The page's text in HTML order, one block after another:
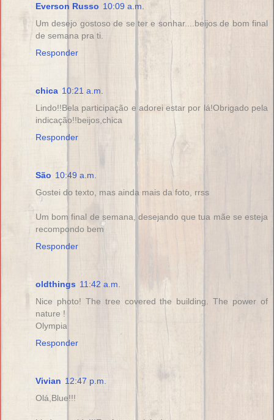
Everson Russo 10:09 a.m.
Um desejo gostoso de se ter e sonhar....beijos de bom final
de semana pra ti.
Responder
chica 10:21 a.m.
Lindo!!Bela participação e adorei estar por lá!Obrigado pela
indicação!!beijos,chica
Responder
São 10:49 a.m.
Gostei do texto, mas ainda mais da foto, rrss
Um bom final de semana, desejando que tua mãe se esteja
recompondo bem
Responder
oldthings 11:42 a.m.
Nice photo! The tree covered the building. The power of
nature !
Olympia
Responder
Vivian 12:47 p.m.
Olá,Blue!!!